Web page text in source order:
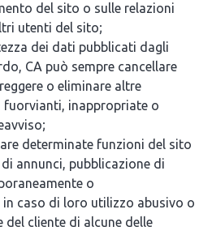
del sito o sulle relazioni
utenti del sito;
dei dati pubblicati dagli
CA può sempre cancellare
o eliminare altre
inappropriate o
determinate funzioni del sito
annunci, pubblicazione di
o
in caso di loro utilizzo abusivo o
del cliente di alcune delle